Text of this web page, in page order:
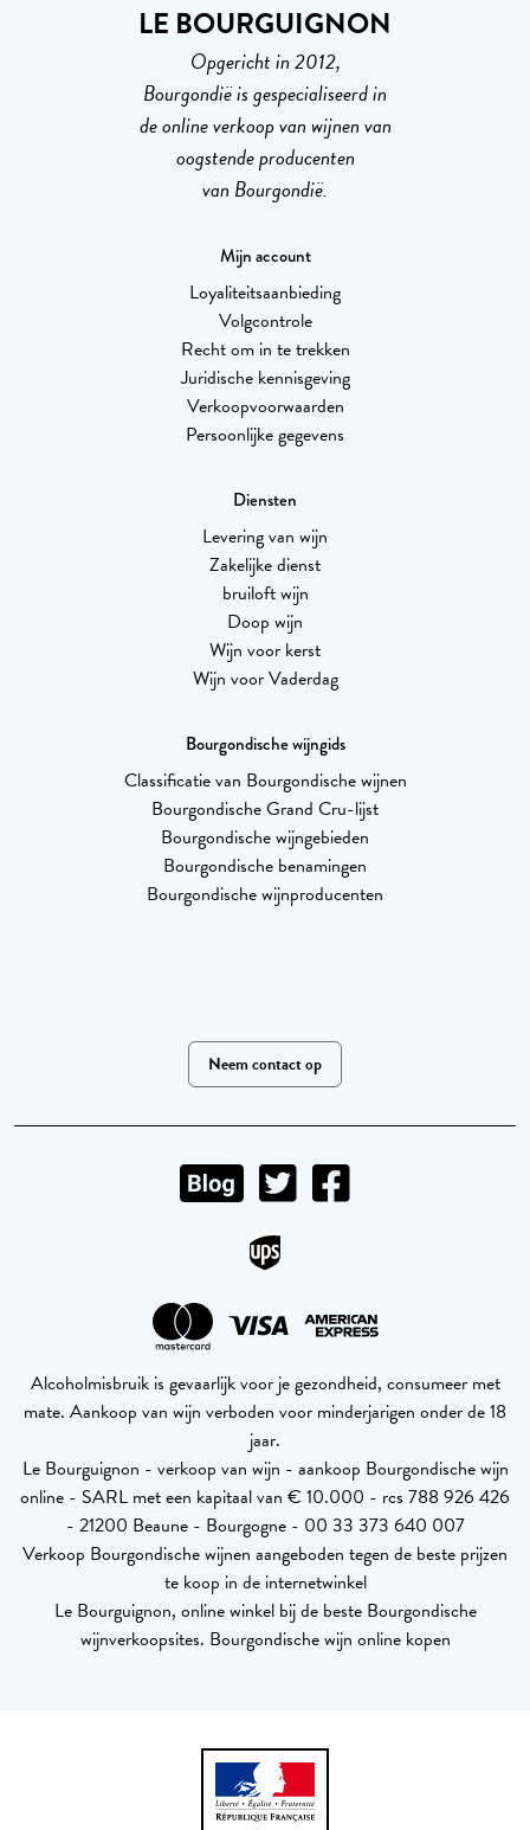
LE BOURGUIGNON
Opgericht in 2012,
Bourgondië is gespecialiseerd in
de online verkoop van wijnen van
oogstende producenten
van Bourgondië.
Mijn account
Loyaliteitsaanbieding
Volgcontrole
Recht om in te trekken
Juridische kennisgeving
Verkoopvoorwaarden
Persoonlijke gegevens
Diensten
Levering van wijn
Zakelijke dienst
bruiloft wijn
Doop wijn
Wijn voor kerst
Wijn voor Vaderdag
Bourgondische wijngids
Classificatie van Bourgondische wijnen
Bourgondische Grand Cru-lijst
Bourgondische wijngebieden
Bourgondische benamingen
Bourgondische wijnproducenten
Neem contact op
Alcoholmisbruik is gevaarlijk voor je gezondheid, consumeer met
mate. Aankoop van wijn verboden voor minderjarigen onder de 18
jaar.
Le Bourguignon - verkoop van wijn - aankoop Bourgondische wijn
online - SARL met een kapitaal van € 10.000 - rcs 788 926 426
- 21200 Beaune - Bourgogne - 00 33 373 640 007
Verkoop Bourgondische wijnen aangeboden tegen de beste prijzen
te koop in de internetwinkel
Le Bourguignon, online winkel bij de beste Bourgondische
wijnverkoopsites. Bourgondische wijn online kopen